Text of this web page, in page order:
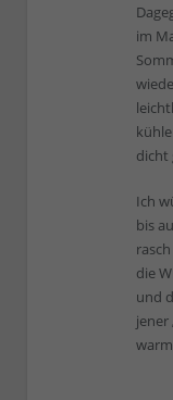
im
dicht
Ich
bis
die
und
jener